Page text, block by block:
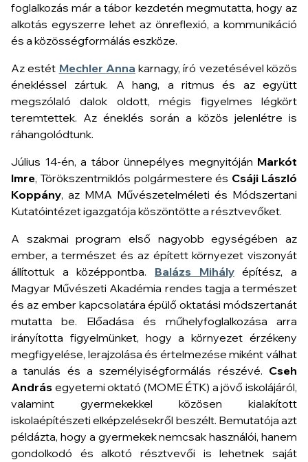
foglalkozás már a tábor kezdetén megmutatta, hogy az
alkotás egyszerre lehet az önreflexió, a kommunikáció
és a közösségformálás eszköze.
Az estét Mechler Anna karnagy, író vezetésével közös
énekléssel zártuk. A hang, a ritmus és az együtt
megszólaló dalok oldott, mégis figyelmes légkört
teremtettek. Az éneklés során a közös jelenlétre is
ráhangolódtunk.
Július 14-én, a tábor ünnepélyes megnyitóján Markót
Imre, Törökszentmiklós polgármestere és Csáji László
Koppány, az MMA Művészetelméleti és Módszertani
Kutatóintézet igazgatója köszöntötte a résztvevőket.
A szakmai program első nagyobb egységében az
ember, a természet és az épített környezet viszonyát
állítottuk a középpontba. Balázs Mihályépítész, a
Magyar Művészeti Akadémia rendes tagja a természet
és az ember kapcsolatára épülő oktatási módszertanát
mutatta be. Előadása és műhelyfoglalkozása arra
irányította figyelmünket, hogy a környezet érzékeny
megfigyelése, lerajzolása és értelmezése miként válhat
a tanulás és a személyiségformálás részévé. Cseh
András egyetemi oktató (MOME ÉTK) a jövő iskolájáról,
valamint gyermekekkel közösen kialakított
iskolaépítészeti elképzelésekről beszélt. Bemutatója azt
példázta, hogy a gyermekek nemcsak használói, hanem
gondolkodó és alkotó résztvevői is lehetnek saját